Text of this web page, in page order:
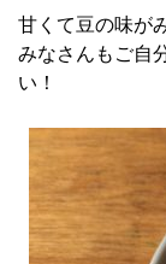
甘くて豆の味が
みなさんもご自
い！